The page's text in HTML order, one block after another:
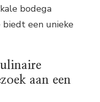
bodega
biedt een unieke
aan een